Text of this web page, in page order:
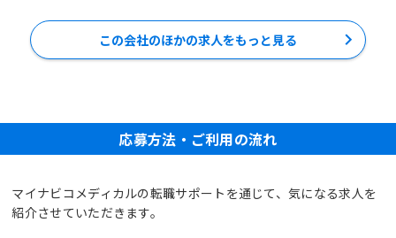
この会社のほかの求人をもっと見る
応募方法・ご利用の流れ
マイナビコメディカルの転職サポートを通じて、気になる求人を
紹介させていただきます。